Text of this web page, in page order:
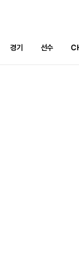
경기 선수